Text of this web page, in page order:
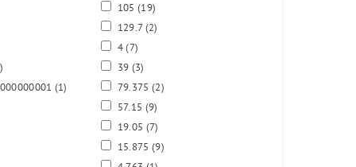
105(19)
129.7(2)
4(7)
39 (3)
(1) 79.375(2)
57.15 (9)
19.05 (7)
15.875(9)